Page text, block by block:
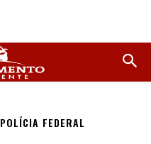
POLÍCIA FEDERAL